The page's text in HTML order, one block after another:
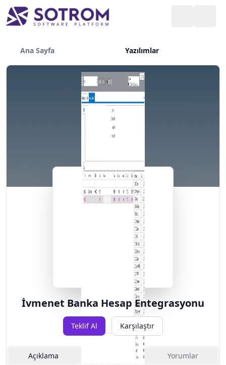
Ana Sayfa Yazılımlar
İvmenet Banka Hesap Entegrasyonu
Teklif Al Karşılaştır
Açıklama Yorumlar